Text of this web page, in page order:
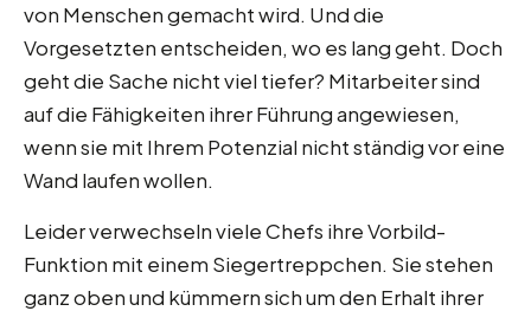
von Menschen gemacht wird. Und die
Vorgesetzten entscheiden, wo es lang geht. Doch
geht die Sache nicht viel tiefer? Mitarbeiter sind
auf die Fähigkeiten ihrer Führung angewiesen,
wenn sie mit Ihrem Potenzial nicht ständig vor eine
Wand laufen wollen.
Leider verwechseln viele Chefs ihre Vorbild-
Funktion mit einem Siegertreppchen. Sie stehen
ganz oben und kümmern sich um den Erhalt ihrer